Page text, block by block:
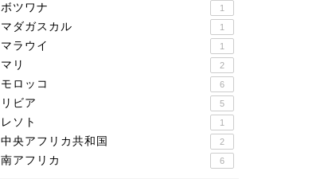
ボツワナ 1
マダガスカル 1
マラウイ 1
マリ 2
モロッコ 6
リビア 5
レソト 1
中央アフリカ共和国 2
南アフリカ 6